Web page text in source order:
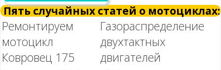
Пять случайных статей о мотоциклах:
Ремонтируем
мотоцикл
Ковровец 175
Газораспределение
двухтактных
двигателей